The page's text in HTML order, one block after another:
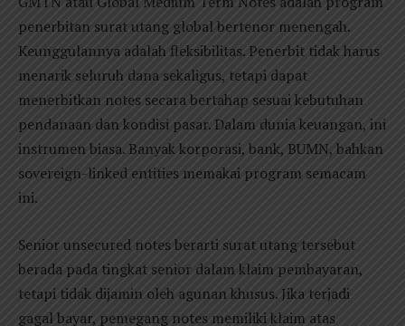
penerbitan surat utang global bertenor menengah.
Keunggulannya adalah fleksibilitas. Penerbit tidak harus
menarik seluruh dana sekaligus, tetapi dapat
menerbitkan notes secara bertahap sesuai kebutuhan
pendanaan dan kondisi pasar. Dalam dunia keuangan, ini
instrumen biasa. Banyak korporasi, bank, BUMN, bahkan
sovereign-linked entities memakai program semacam
ini.
Senior unsecured notes berarti surat utang tersebut
berada pada tingkat senior dalam klaim pembayaran,
tetapi tidak dijamin oleh agunan khusus. Jika terjadi
gagal bayar, pemegang notes memiliki klaim atas